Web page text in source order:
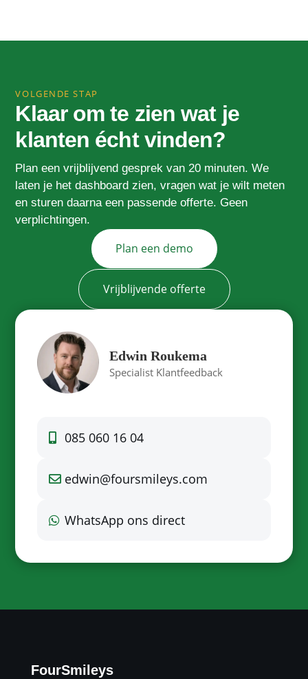
VOLGENDE STAP
Klaar om te zien wat je
klanten écht vinden?
Plan een vrijblijvend gesprek van 20 minuten. We
laten je het dashboard zien, vragen wat je wilt meten
en sturen daarna een passende offerte. Geen
verplichtingen.
Plan een demo
Vrijblijvende offerte
Edwin Roukema
Specialist Klantfeedback
085 060 16 04
edwin@foursmileys.com
WhatsApp ons direct
FourSmileys